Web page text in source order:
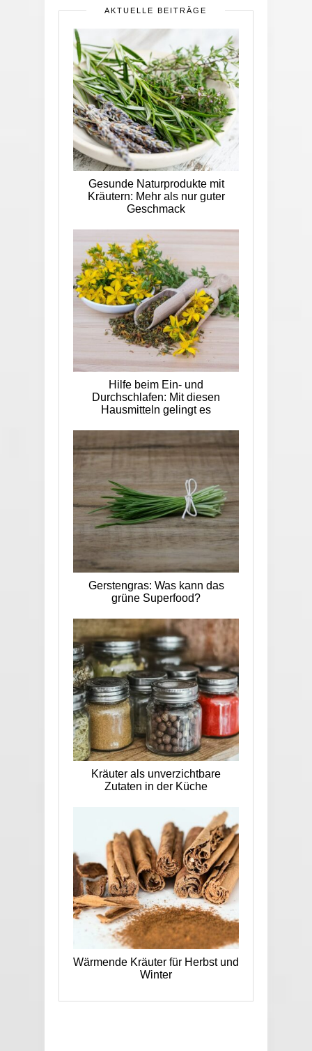
AKTUELLE BEITRÄGE
Gesunde Naturprodukte mit
Kräutern: Mehr als nur guter
Geschmack
Hilfe beim Ein- und
Durchschlafen: Mit diesen
Hausmitteln gelingt es
Gerstengras: Was kann das
grüne Superfood?
Kräuter als unverzichtbare
Zutaten in der Küche
Wärmende Kräuter für Herbst und
Winter